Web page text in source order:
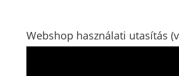
Webshop használati utasítás